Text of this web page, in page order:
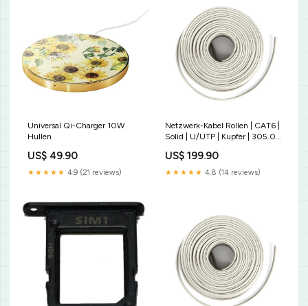
Universal Qi-Charger 10W
Hullen
US$ 49.90
★★★★★ 4.9 (21 reviews)
Netzwerk-Kabel Rollen | CAT6 |
Solid | U/UTP | Kupfer | 305.0
Grau | Kartonverpackung
Displayschutz
US$ 199.90
★★★★★ 4.8 (14 reviews)